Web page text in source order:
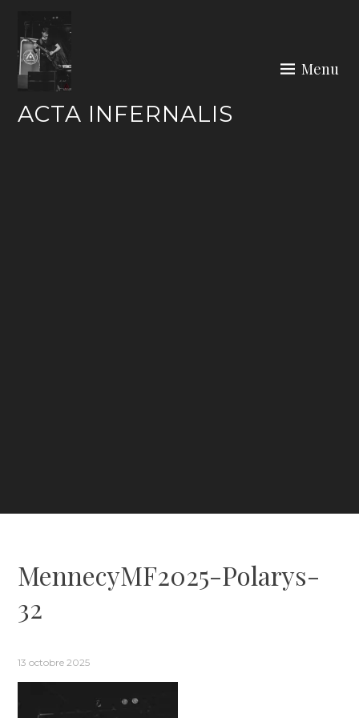
content
ACTA INFERNALIS
Menu
MennecyMF2025-Polarys-
32
13 octobre 2025